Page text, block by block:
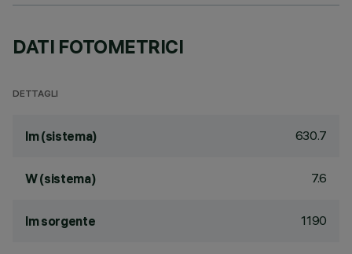
DATI FOTOMETRICI
DETTAGLI
lm (sistema) 630.7
W (sistema) 7.6
lm sorgente 1190